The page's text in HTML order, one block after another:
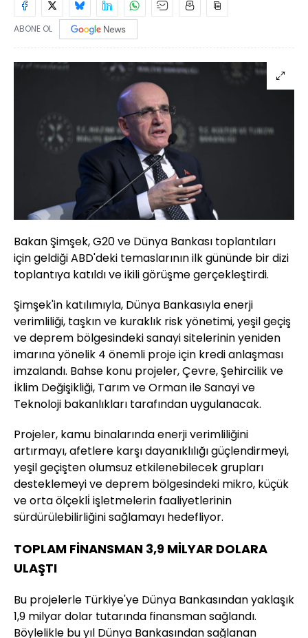
ABONE OL
Bakan Şimşek, G20 ve Dünya Bankası toplantıları
için geldiği ABD'deki temaslarının ilk gününde bir dizi
toplantıya katıldı ve ikili görüşme gerçekleştirdi.
Şimşek'in katılımıyla, Dünya Bankasıyla enerji
verimliliği, taşkın ve kuraklık risk yönetimi, yeşil geçiş
ve deprem bölgesindeki sanayi sitelerinin yeniden
imarına yönelik 4 önemli proje için kredi anlaşması
imzalandı. Bahse konu projeler, Çevre, Şehircilik ve
İklim Değişikliği, Tarım ve Orman ile Sanayi ve
Teknoloji bakanlıkları tarafından uygulanacak.
Projeler, kamu binalarında enerji verimliliğini
artırmayı, afetlere karşı dayanıklılığı güçlendirmeyi,
yeşil geçişten olumsuz etkilenebilecek grupları
desteklemeyi ve deprem bölgesindeki mikro, küçük
ve orta ölçekli̇ işletmelerin faaliyetlerinin
sürdürülebilirliğini sağlamayı hedefliyor.
TOPLAM FİNANSMAN 3,9 MİLYAR DOLARA
ULAŞTI
Bu projelerle Türkiye'ye Dünya Bankasından yaklaşık
1,9 milyar dolar tutarında finansman sağlandı.
Böylelikle bu yıl Dünya Bankasından sağlanan